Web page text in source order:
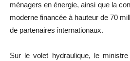
ménagers en énergie, ainsi que la
moderne financée à hauteur de 70
de partenaires internationaux.
Sur le volet hydraulique, le